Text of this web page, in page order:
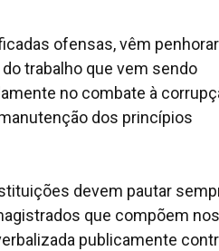
ofensas, vêm
trabalho que vem sendo
no combate à
dos princípios
devem pautar
que compõem
publicamente